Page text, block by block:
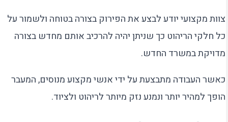
צוות מקצועי יודע לבצע את הפירוק בצורה בטוחה ולשמור על
כל חלקי הריהוט כך שניתן יהיה להרכיב אותם מחדש בצורה
מדויקת במשרד החדש.
כאשר העבודה מתבצעת על ידי אנשי מקצוע מנוסים, המעבר
הופך למהיר יותר ונמנע נזק מיותר לריהוט ולציוד.